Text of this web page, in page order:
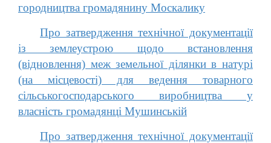
городництва громадянину Москалику
Про затвердження технічної документації
із землеустрою щодо встановлення
(відновлення) меж земельної ділянки в натурі
(на місцевості) для ведення товарного
сільськогосподарського виробництва у
власність громадянці Мушинській
Про затвердження технічної документації